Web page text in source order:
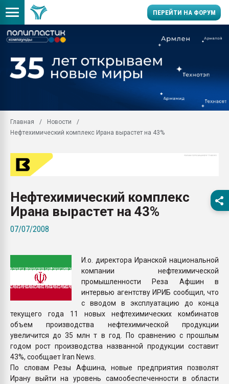
ПЕРЕЙТИ НА ФОРУМ
Вакуум-формовочные
28.07.2026
Материал поверхности
вакуумного
ПЕРЕЙТИ НА
Главная
Новости
Нефтехимический комплекс Ирана вырастет на 43%
Нефтехимический комплекс
Ирана вырастет на 43%
07/07/2008
И.о. директора Иранской национальной
компании нефтехимической
промышленности Реза Афшин в
интервью агентству ИРИБ сообщил, что
с вводом в эксплуатацию до конца
текущего года 11 новых нефтехимических комбинатов
объем производства нефтехимической продукции
увеличится до 35 млн т в год. По сравнению с прошлым
годом рост производства названной продукции составит
43%, сообщает Iran News.
По словам Резы Афшина, новые предприятия позволят
Ирану выйти на уровень самообеспеченности в области